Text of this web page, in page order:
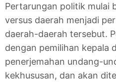
Pertarungan politik mulai
versus daerah menjadi
daerah-daerah tersebut.
dengan pemilihan kepala
penerjemahan undang-
kekhususan, dan akan